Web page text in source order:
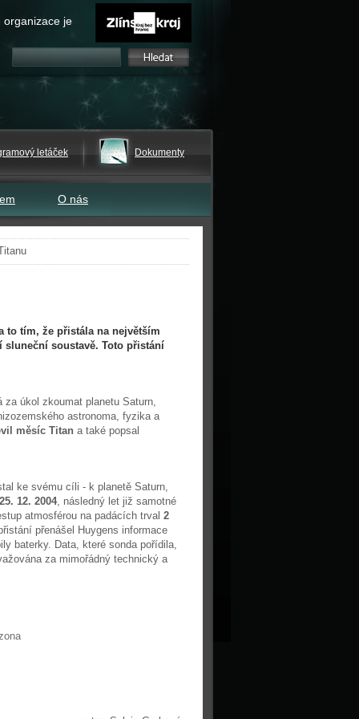
organizace je
letáček Dokumenty
O nás
to tím, že přistála na největším
soustavě. Toto přistání
úkol zkoumat planetu Saturn,
astronoma, fyzika a
měsíc Titan a také popsal
ke svému cíli - k planetě Saturn,
25. 12. 2004, následný let již samotné
atmosférou na padácích trval 2
přenášel Huygens informace
baterky. Data, které sonda pořídila,
za mimořádný technický a